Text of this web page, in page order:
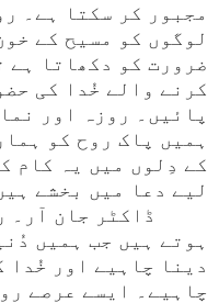
مجبور کر سکتا ہے۔
لوگوں کو مسیح کے
ضرورت کو دکھاتا ہے
کرنے والے خُدا کی
پائیں۔ روزہ اور
ہمیں پاک روح کو
کے دِلوں میں یہ کام
لیے دعا میں بخشے
ڈاکٹر جان آر۔
ہوتے ہیں جب ہمیں
دینا چاہیے اور خُدا
چاہیے۔ ایسے عرصے